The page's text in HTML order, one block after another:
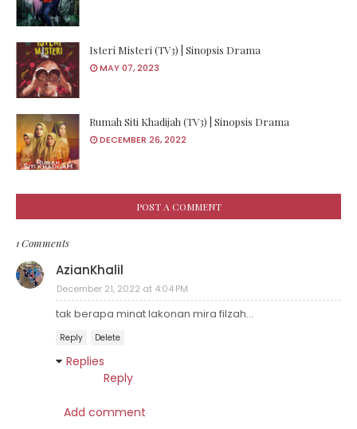
Isteri Misteri (TV3) | Sinopsis Drama
MAY 07, 2023
Rumah Siti Khadijah (TV3) | Sinopsis Drama
DECEMBER 26, 2022
POST A COMMENT
1 Comments
AzianKhalil
December 21, 2022 at 4:04 PM
tak berapa minat lakonan mira filzah...
Reply Delete
Replies
Reply
Add comment